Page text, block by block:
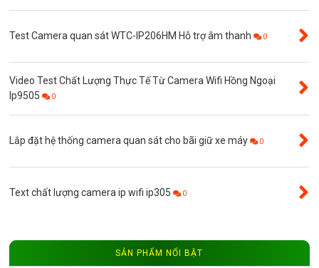
Test Camera quan sát WTC-IP206HM Hỗ trợ âm thanh 0
Video Test Chất Lượng Thực Tế Từ Camera Wifi Hồng Ngoại
Ip9505
0
Lắp đặt hệ thống camera quan sát cho bãi giữ xe máy 0
Text chất lượng camera ip wifi ip305 0
SẢN PHẨM NỔI BẬT